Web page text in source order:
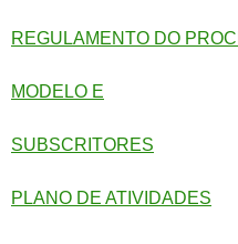
REGULAMENTO DO
MODELO E
SUBSCRITORES
PLANO DE ATIVIDADES